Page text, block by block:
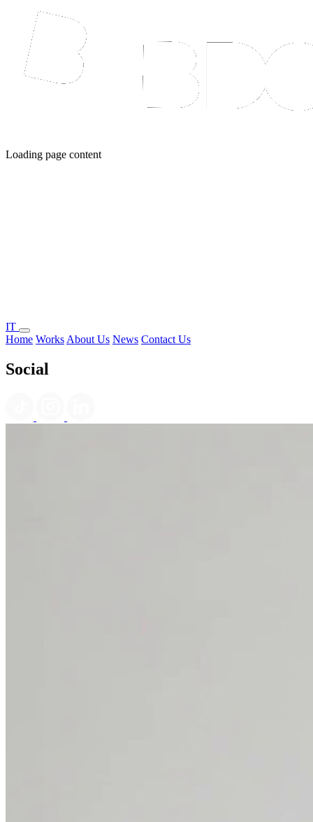
Loading page content
IT
Home Works About Us News Contact Us
Social